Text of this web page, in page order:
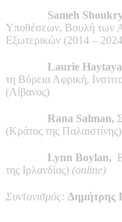
Sameh
Υποθέσεων, Βουλή των
Εξωτερικών (2014 –
Laurie
τη Βόρεια Αφρική,
(Λίβανος)
Rana Salman,
(Κράτος της Παλαιστίνης)
Lynn Boylan,
της Ιρλανδίας) (online)
Συντονισμός: Δημήτρης